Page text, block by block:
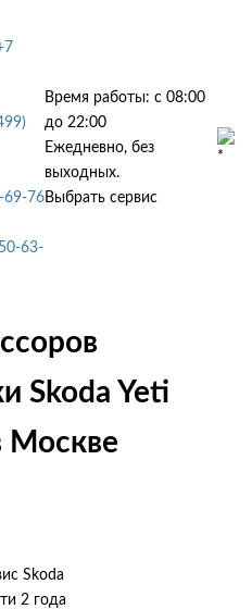
69-76
63-
Время работы: с 08:00
до 22:00
Ежедневно, без
выходных.
Выбрать сервис
Skoda Yeti
Москве
Skoda
2 года